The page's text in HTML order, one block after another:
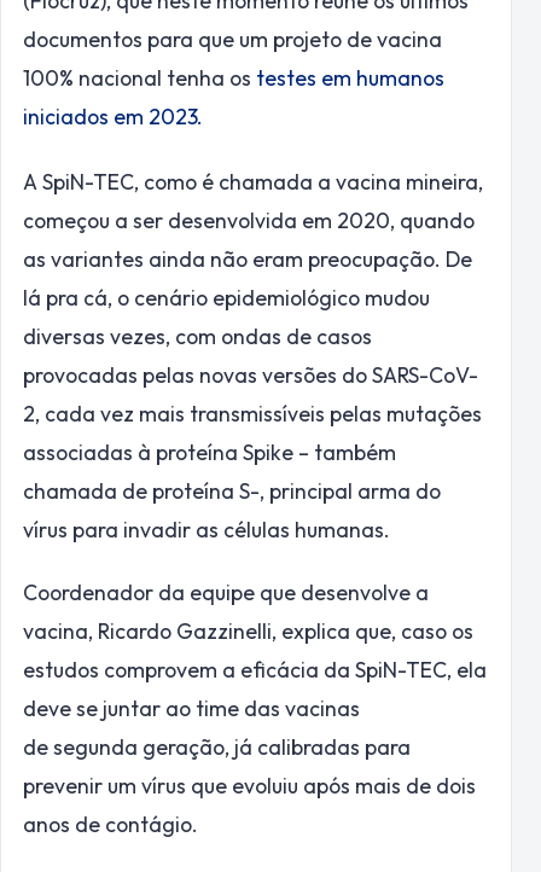
documentos para que um projeto de vacina
100% nacional tenha os testes em humanos
iniciados em 2023.
A SpiN-TEC, como é chamada a vacina mineira,
começou a ser desenvolvida em 2020, quando
as variantes ainda não eram preocupação. De
lá pra cá, o cenário epidemiológico mudou
diversas vezes, com ondas de casos
provocadas pelas novas versões do SARS-CoV-
2, cada vez mais transmissíveis pelas mutações
associadas à proteína Spike – também
chamada de proteína S-, principal arma do
vírus para invadir as células humanas.
Coordenador da equipe que desenvolve a
vacina, Ricardo Gazzinelli, explica que, caso os
estudos comprovem a eficácia da SpiN-TEC, ela
deve se juntar ao time das vacinas
desegunda geração, já calibradas para
prevenir um vírus que evoluiu após mais de dois
anos de contágio.